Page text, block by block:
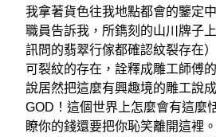
我拿著貨色往我地點都會的鑒定
職員告訴我，所鐫刻的山川牌子
訊問的翡翠行傢都確認紋裂存在
可裂紋的存在，詮釋成雕工師傅
說居然把這麼有興趣境的雕工說
GOD！這個世界上怎麼會有這麼
瞭你的錢還要把你恥笑離開這裡